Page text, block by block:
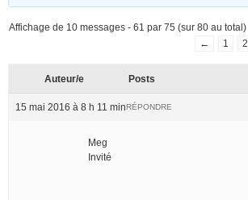
Affichage de 10 messages - 61 par 75 (sur 80 au total)
←
1 2
Auteur/e Posts
15 mai 2016 à 8 h 11 minRÉPONDRE
Meg
Invité